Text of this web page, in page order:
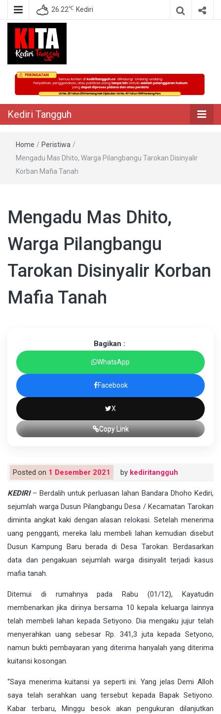
26.22℃ Kediri
Kediri Tangguh
Berita Akurat Terpercaya
Kediri Tangguh
Home / Peristiwa /
Mengadu Mas Dhito, Warga Pilangbangu Tarokan Disinyalir
Korban Mafia Tanah
Mengadu Mas Dhito,
Warga Pilangbangu
Tarokan Disinyalir Korban
Mafia Tanah
Bagikan :
WhatsApp
Facebook
X
Copy Link
Posted on 1 Desember 2021 by kediritangguh
KEDIRI– Berdalih untuk perluasan lahan Bandara Dhoho Kediri,
sejumlah warga Dusun Pilangbangu Desa / Kecamatan Tarokan
diminta angkat kaki dengan alasan relokasi. Setelah menerima
uang pengganti, mereka lalu membeli lahan kemudian disebut
Dusun Kampung Baru berada di Desa Tarokan. Berdasarkan
data dan pengakuan sejumlah warga disinyalit terjadi kasus
mafia tanah.
Ditemui di rumahnya pada Rabu (01/12), Kayatudin
membenarkan jika dirinya bersama 10 kepala keluarga lainnya
telah membeli lahan kepada Setiyono. Dia mengaku jujur telah
menyerahkan uang sebesar Rp. 341,3 juta kepada Setyono,
namun bukti pembayaran yang diterima hanyalah yang diterima
kuitansi kosongan.
“Saya menerima kuitansi ya seperti ini. Yang jelas Demi Alloh
saya telah serahkan uang tersebut kepada Bapak Setiyono.
Kabar terbaru, Minggu besok akan pengukuran dilanjutkan